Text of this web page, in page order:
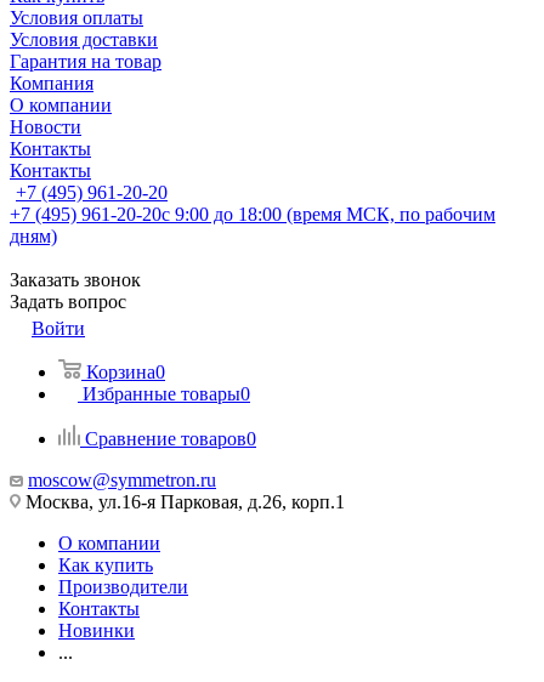
Условия оплаты
Условия доставки
Гарантия на товар
Компания
О компании
Новости
Контакты
Контакты
+7 (495) 961-20-20
+7 (495) 961-20-20с 9:00 до 18:00 (время МСК, по рабочим
дням)
Заказать звонок
Задать вопрос
Войти
Корзина0
Избранные товары0
Сравнение товаров0
moscow@symmetron.ru
Москва, ул.16-я Парковая, д.26, корп.1
О компании
Как купить
Производители
Контакты
Новинки
...